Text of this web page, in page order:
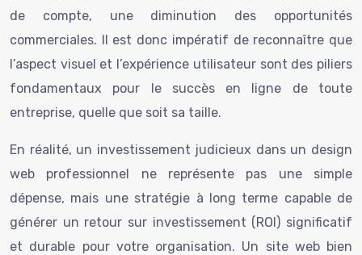
de compte, une diminution des opportunités
commerciales. Il est donc impératif de reconnaître que
l’aspect visuel et l’expérience utilisateur sont des piliers
fondamentaux pour le succès en ligne de toute
entreprise, quelle que soit sa taille.
En réalité, un investissement judicieux dans un design
web professionnel ne représente pas une simple
dépense, mais une stratégie à long terme capable de
générer un retour sur investissement (ROI) significatif
et durable pour votre organisation. Un site web bien